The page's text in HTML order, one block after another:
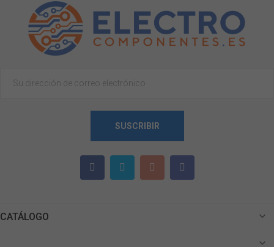
SUSCRIBIR
CATÁLOGO 
